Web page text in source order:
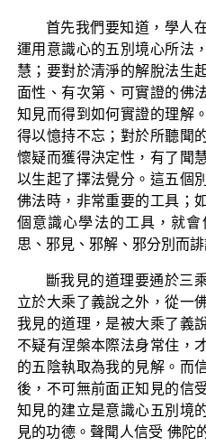
首先我們要知道，學人
運用意識心的五別境心所法
慧；要對於清淨的解脫法生
面性、有次第、可實證的佛
知見而得到如何實證的理解
得以憶持不忘；對於所聽聞
懷疑而獲得決定性，有了聞
以生起了擇法覺分。這五個
佛法時，非常重要的工具；
個意識心學法的工具，就
思、邪見、邪解、邪分別而誹
斷我見的道理要通於三
立於大乘了義說之外，從一
我見的道理，是被大乘了義
不疑有涅槃本際法身常住，
的五陰執取為我的見解。而
後，不可無前面正知見的信
知見的建立是意識心五別境
見的功德。聲聞人信受 佛陀